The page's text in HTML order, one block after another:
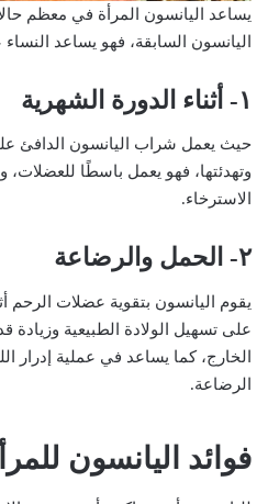
يساعد اليانسون المرأة في معظم
اليانسون السابقة، فهو يساعد
١- أثناء الدورة الشهرية
حيث يعمل شراب اليانسون الدافئ
وتهدئتها، فهو يعمل باسطًا
الاسترخاء.
٢- الحمل والرضاعة
يقوم اليانسون بتقوية عضلات الرحم
على تسهيل الولادة الطبيعية وزيادة
الخارج، كما يساعد في عملية إدرار
الرضاعة.
فوائد اليانسون